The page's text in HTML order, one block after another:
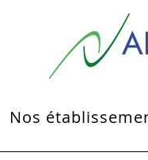
Nos